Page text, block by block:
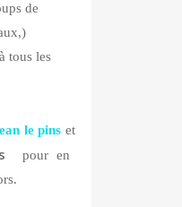
de
tous les
le pins et
pour en